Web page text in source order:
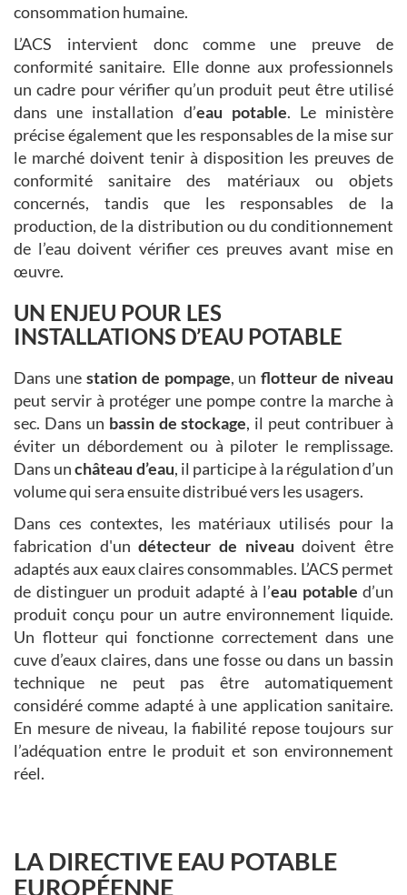
consommation humaine.
L’ACS intervient donc comme une preuve de
conformité sanitaire. Elle donne aux professionnels
un cadre pour vérifier qu’un produit peut être utilisé
dans une installation d’eau potable. Le ministère
précise également que les responsables de la mise sur
le marché doivent tenir à disposition les preuves de
conformité sanitaire des matériaux ou objets
concernés, tandis que les responsables de la
production, de la distribution ou du conditionnement
de l’eau doivent vérifier ces preuves avant mise en
œuvre.
UN ENJEU POUR LES
INSTALLATIONS D’EAU POTABLE
Dans une station de pompage, unflotteur de niveau
peut servir à protéger une pompe contre la marche à
sec. Dans un bassin de stockage, il peut contribuer à
éviter un débordement ou à piloter le remplissage.
Dans unchâteau d’eau, il participe à la régulation d’un
volume qui sera ensuite distribué vers les usagers.
Dans ces contextes, les matériaux utilisés pour la
fabrication d'undétecteur de niveau doivent être
adaptés aux eaux claires consommables. L’ACS permet
de distinguer un produit adapté à l’eau potable d’un
produit conçu pour un autre environnement liquide.
Un flotteur qui fonctionne correctement dans une
cuve d’eaux claires, dans une fosse ou dans un bassin
technique ne peut pas être automatiquement
considéré comme adapté à une application sanitaire.
En mesure de niveau, la fiabilité repose toujours sur
l’adéquation entre le produit et son environnement
réel.
LA DIRECTIVE EAU POTABLE
EUROPÉENNE